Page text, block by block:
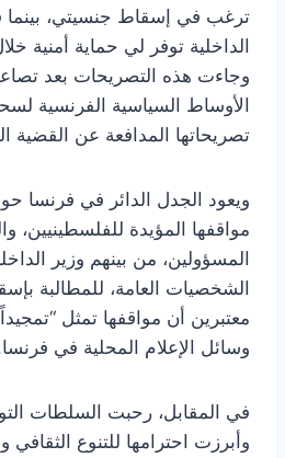
ترغب في إسقاط جنسيتي، بينما
الداخلية توفر لي حماية أمنية
وجاءت هذه التصريحات بعد
الأوساط السياسية الفرنسية
تصريحاتها المدافعة عن القضية
ويعود الجدل الدائر في فرنسا
مواقفها المؤيدة
المسؤولين، من بينهم وزير
الشخصيات العامة، للمطالبة
معتبرين أن مواقفها تمثل
وسائل الإعلام المحلية في
في المقابل، رحبت السلطات
وأبرزت احترامها للتنوع